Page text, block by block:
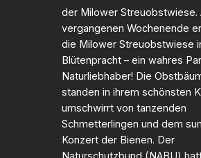
der Milower Streuobstwiese.
vergangenen Wochenende
die Milower Streuobstwiese
Blütenpracht – ein wahres
Naturliebhaber! Die
standen in ihrem schönsten
umschwirrt von tanzenden
Schmetterlingen und dem
Konzert der Bienen. Der